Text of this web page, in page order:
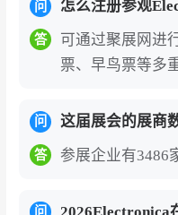
录、参展商名单部
H、Shindengen
Ltd.、Shenzhen
d.等。2026年展
业，如需获取完整
方式），可通过展
德国慕尼黑电子
问 怎么注册参观
答
可通过聚展网进
票、早鸟票等多
问 这届展会的展商
答 参展企业有3486
问 2026Electronica